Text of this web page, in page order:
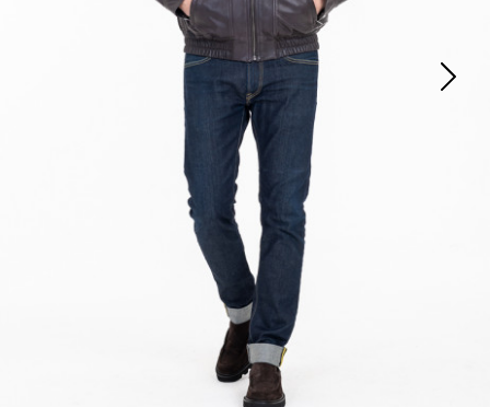
Prodejny Služby
Kara klub
Extra výhodné
Slevy
Bundy a kabáty -50 %
Slovensky